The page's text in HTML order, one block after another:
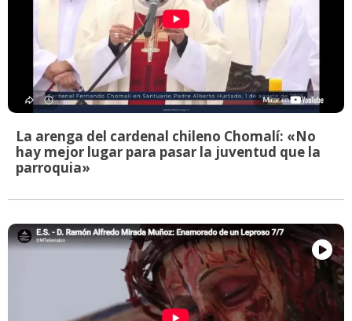
La arenga del cardenal chileno Chomalí: «No
hay mejor lugar para pasar la juventud que la
parroquia»